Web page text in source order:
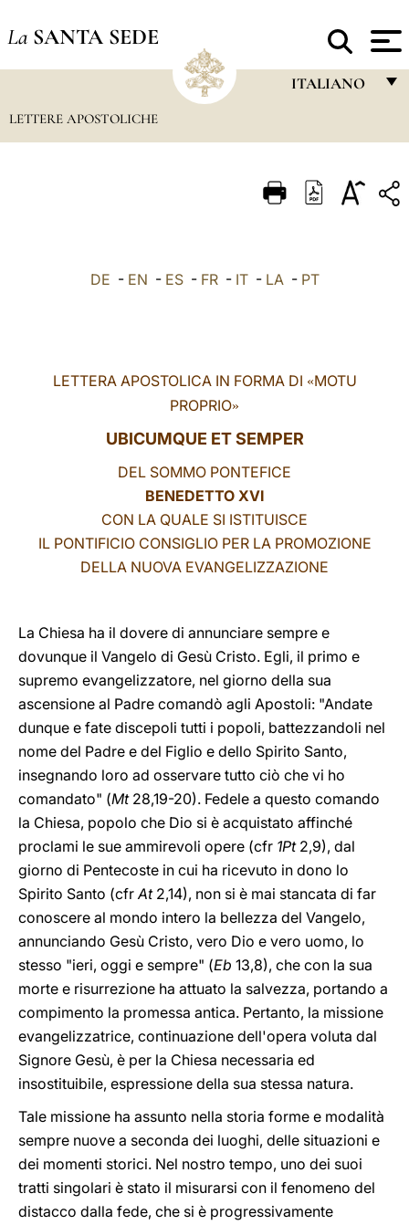
La SANTA SEDE
ITALIANO
ITALIANO
LATINE
LETTERE APOSTOLICHE
DE - EN - ES- FR- IT- LA- PT
LETTERA APOSTOLICA IN FORMA DI «MOTU
PROPRIO»
UBICUMQUE ET SEMPER
DEL SOMMO PONTEFICE
BENEDETTO XVI
CON LA QUALE SI ISTITUISCE
IL PONTIFICIO CONSIGLIO PER LA PROMOZIONE
DELLA NUOVA EVANGELIZZAZIONE
La Chiesa ha il dovere di annunciare sempre e
dovunque il Vangelo di Gesù Cristo. Egli, il primo e
supremo evangelizzatore, nel giorno della sua
ascensione al Padre comandò agli Apostoli: "Andate
dunque e fate discepoli tutti i popoli, battezzandoli nel
nome del Padre e del Figlio e dello Spirito Santo,
insegnando loro ad osservare tutto ciò che vi ho
comandato" (Mt 28,19-20). Fedele a questo comando
la Chiesa, popolo che Dio si è acquistato affinché
proclami le sue ammirevoli opere (cfr 1Pt 2,9), dal
giorno di Pentecoste in cui ha ricevuto in dono lo
Spirito Santo (cfrAt2,1­4), non si è mai stancata di far
conoscere al mondo intero la bellezza del Vangelo,
annunciando Gesù Cristo, vero Dio e vero uomo, lo
stesso "ieri, oggi e sempre" (Eb 13,8), che con la sua
morte e risurrezione ha attuato la salvezza, portando a
compimento la promessa antica. Pertanto, la missione
evangelizzatrice, continuazione dell'opera voluta dal
Signore Gesù, è per la Chiesa necessaria ed
insostituibile, espressione della sua stessa natura.
Tale missione ha assunto nella storia forme e modalità
sempre nuove a seconda dei luoghi, delle situazioni e
dei momenti storici. Nel nostro tempo, uno dei suoi
tratti singolari è stato il misurarsi con il fenomeno del
distacco dalla fede, che si è progressivamente